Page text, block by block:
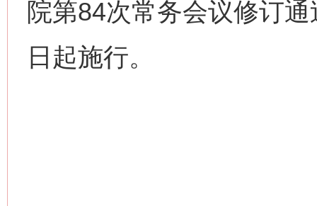
院第84次常务会议修订
日起施行。